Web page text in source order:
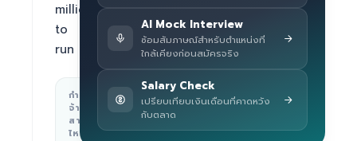
millions
to
run
กำลัง
จ้าง
สาย
ไหน
สถานที่ทำงาน
Thailand
AI Mock Interview
ซ้อมสัมภาษณ์สำหรับตำแหน่งที่
ใกล้เคียงก่อนสมัครจริง
Salary Check
เปรียบเทียบเงินเดือนที่คาดหวัง
กับตลาด